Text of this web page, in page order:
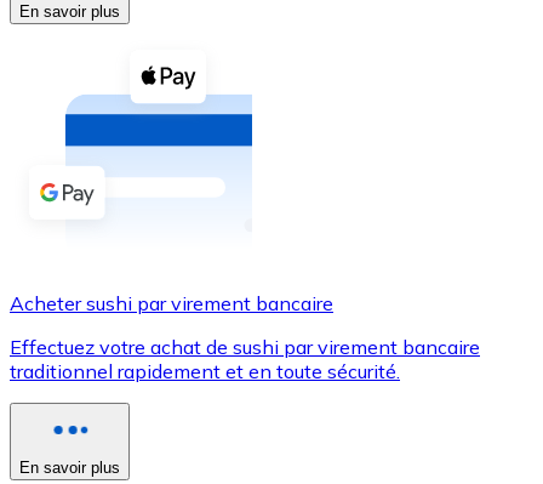
Voir toutes
Coupons crypto
Achetez des cryptomonnaies en espèces et d'autres
Acheter avec espèces
Virement SEPA
Utilisez les cartes Visa et Mastercard pour acheter
Acheter avec carte
En savoir plus
Acheter sushi par virement bancaire
Effectuez votre achat de sushi par virement bancaire
traditionnel rapidement et en toute sécurité.
En savoir plus